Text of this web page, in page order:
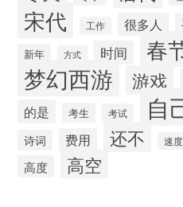
宋代 工作 很多人
新年 方式 时间 春
梦幻西游 游戏
的是 考生 考试 自
诗词 费用 还不 速度
高度 高空